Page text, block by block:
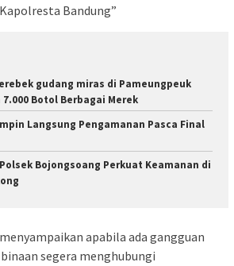
Bandung”
gudang miras di Pameungpeuk
Botol Berbagai Merek
Langsung Pengamanan Pasca Final
Bojongsoang Perkuat Keamanan di
apabila ada gangguan
segera menghubungi